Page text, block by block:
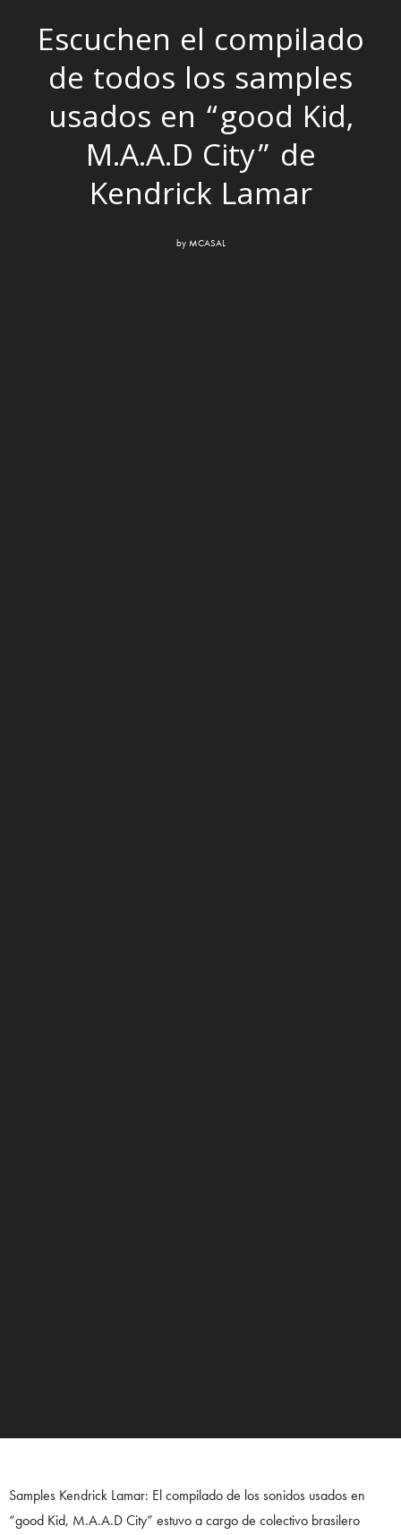
Escuchen el compilado
de todos los samples
usados en “good Kid,
M.A.A.D City” de
Kendrick Lamar
by MCASAL
Samples Kendrick Lamar: El compilado de los sonidos usados en
“good Kid, M.A.A.D City” estuvo a cargo de colectivo brasilero